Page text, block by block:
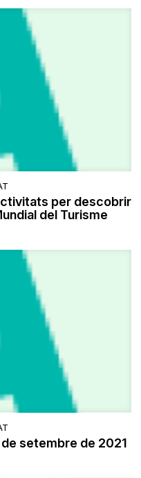
per descobrir
del Turisme
setembre de 2021